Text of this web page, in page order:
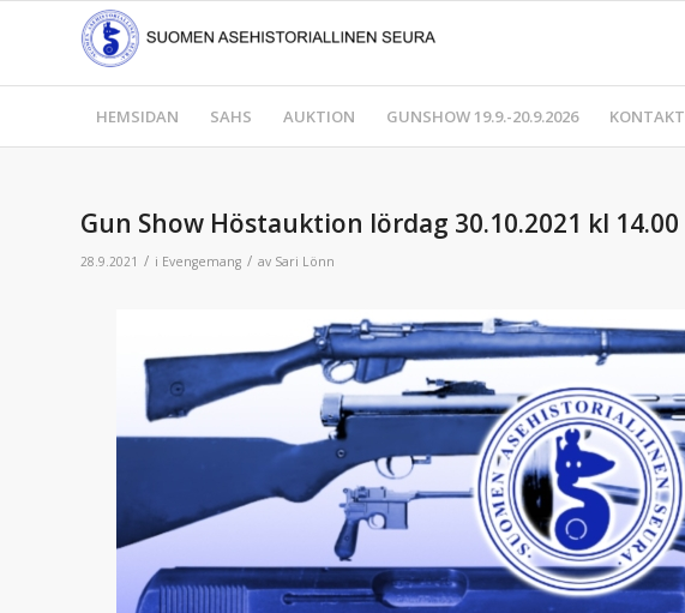
HEMSIDAN SAHS AUKTION GUNSHOW 19.9.-20.9.2026 KONTAKT
Gun Show Höstauktion lördag 30.10.2021 kl 14.00
28.9.2021 / i Evengemang / av Sari Lönn